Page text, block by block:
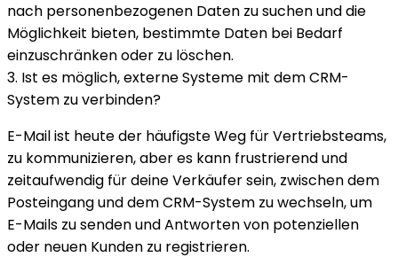
nach personenbezogenen Daten zu suchen und die
Möglichkeit bieten, bestimmte Daten bei Bedarf
einzuschränken oder zu löschen.
3. Ist es möglich, externe Systeme mit dem CRM-
System zu verbinden?
E-Mail ist heute der häufigste Weg für Vertriebsteams,
zu kommunizieren, aber es kann frustrierend und
zeitaufwendig für deine Verkäufer sein, zwischen dem
Posteingang und dem CRM-System zu wechseln, um
E-Mails zu senden und Antworten von potenziellen
oder neuen Kunden zu registrieren.